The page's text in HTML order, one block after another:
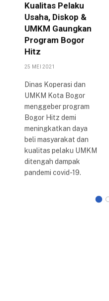
Kualitas Pelaku
Usaha, Diskop &
UMKM Gaungkan
Program Bogor
Hitz
25 MEI 2021
Dinas Koperasi dan
UMKM Kota Bogor
menggeber program
Bogor Hitz demi
meningkatkan daya
beli masyarakat dan
kualitas pelaku UMKM
ditengah dampak
pandemi covid-19.